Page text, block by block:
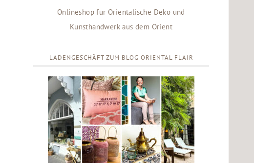
Onlineshop für Orientalische Deko und
Kunsthandwerk aus dem Orient
LADENGESCHÄFT ZUM BLOG ORIENTAL FLAIR